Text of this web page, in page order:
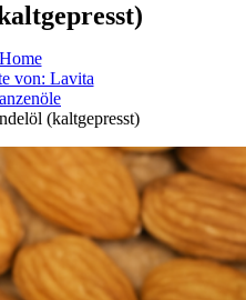
Home
von: Lavita
(kaltgepresst)